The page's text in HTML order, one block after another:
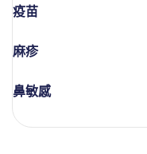
疫苗
麻疹
鼻敏感